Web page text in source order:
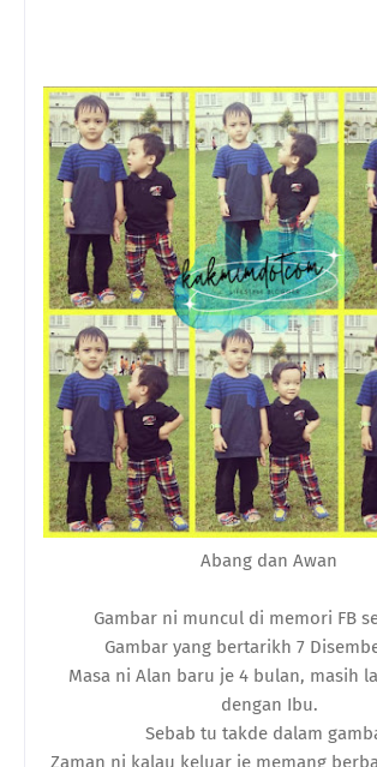
Abang dan Awan
Gambar ni muncul di memori FB
Gambar yang bertarikh 7
Masa ni Alan baru je 4 bulan, masih
dengan Ibu.
Sebab tu takde dalam
Zaman ni kalau keluar je memang